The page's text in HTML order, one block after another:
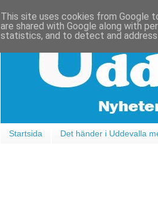
Startsida Det händer i Uddevalla
This site uses cookies from Google
are shared with Google along with
statistics, and to detect and address